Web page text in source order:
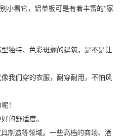
小看它，铝单板可是有着丰富的“家
独特、色彩斑斓的建筑，是不是让
我们穿的衣服，耐穿耐用，不怕风
！
的舒适度。
制造等领域。一些高档的商场、酒